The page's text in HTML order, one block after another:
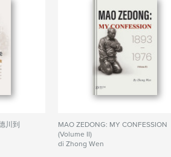
川到
MAO ZEDONG: MY CONFESSION
(Volume II)
di Zhong Wen